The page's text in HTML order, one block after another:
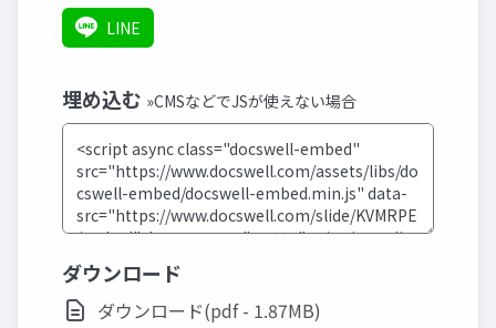
LINE
埋め込む »CMSなどでJSが使えない場合
ダウンロード
ダウンロード(pdf - 1.87MB)